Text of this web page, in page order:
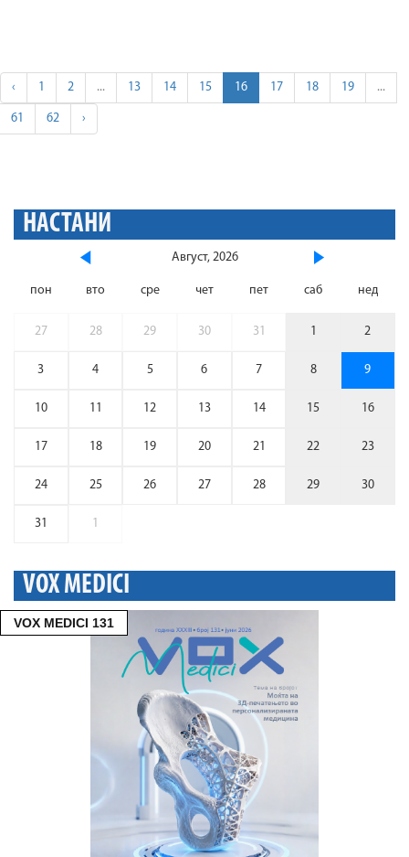
‹ 1 2 ... 13 14 15 16 17 18 19 ...
61 62 ›
НАСТАНИ
Август, 2026
пон вто сре чет пет саб нед
27 28 29 30 31 1 2
3 4 5 6 7 8 9
10 11 12 13 14 15 16
17 18 19 20 21 22 23
24 25 26 27 28 29 30
31 1
VOX MEDICI
VOX MEDICI 131